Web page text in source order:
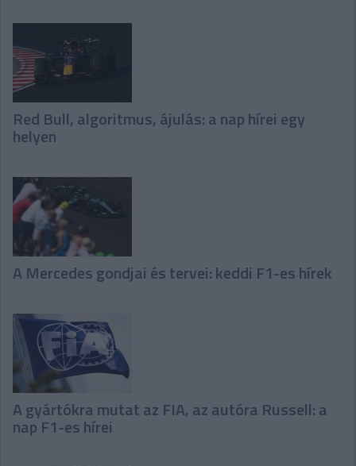
Red Bull, algoritmus, ájulás: a nap hírei egy
helyen
A Mercedes gondjai és tervei: keddi F1-es hírek
A gyártókra mutat az FIA, az autóra Russell: a
nap F1-es hírei